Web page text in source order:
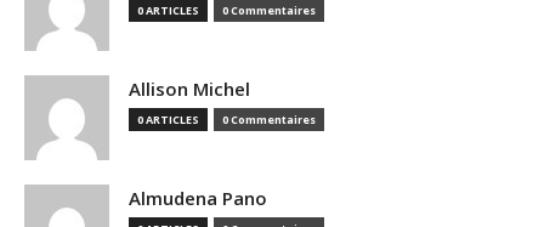
0 ARTICLES 0 Commentaires
Allison Michel
0 ARTICLES 0 Commentaires
Almudena Pano